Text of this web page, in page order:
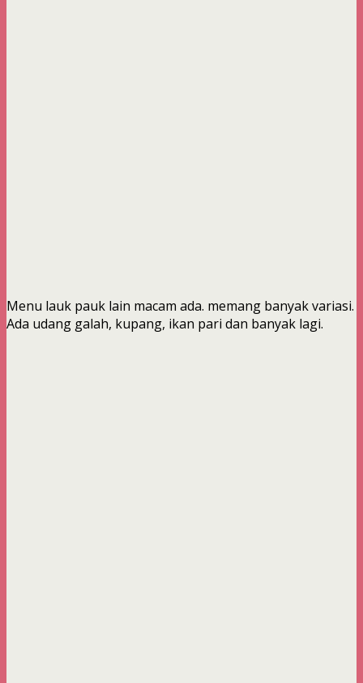
Menu lauk pauk lain macam ada. memang banyak variasi.
Ada udang galah, kupang, ikan pari dan banyak lagi.